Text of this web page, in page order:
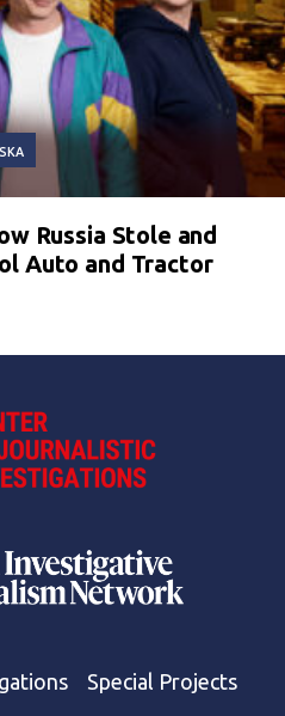
Russia Stole and
Auto and Tractor
Special Projects